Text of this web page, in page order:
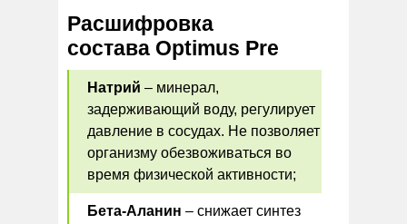
Расшифровка
состава Optimus Pre
Натрий – минерал,
задерживающий воду, регулирует
давление в сосудах. Не позволяет
организму обезвоживаться во
время физической активности;
Бета-Аланин – снижает синтез